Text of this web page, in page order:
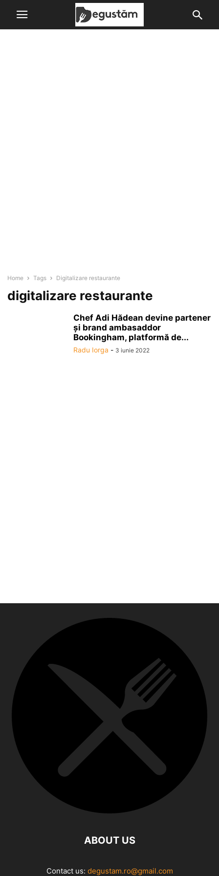
Home Tags Digitalizare restaurante
digitalizare restaurante
Chef Adi Hădean devine partener
şi brand ambasaddor
Bookingham, platformă de...
Radu Iorga - 3 iunie 2022
ABOUT US
Contact us: degustam.ro@gmail.com